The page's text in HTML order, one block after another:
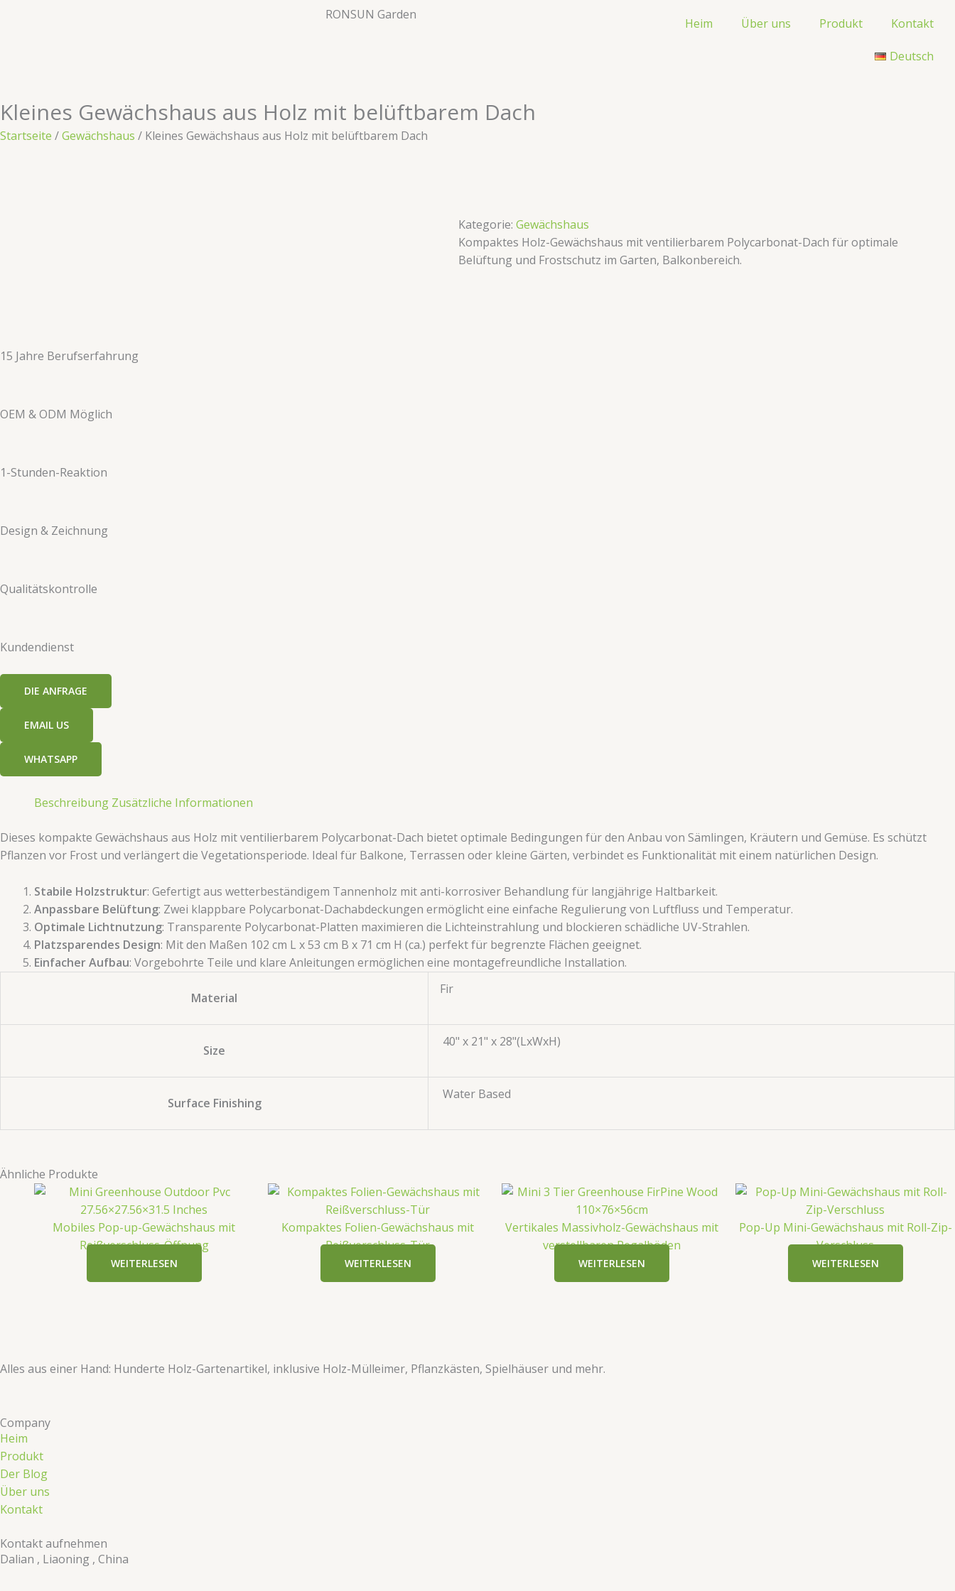
RONSUN Garden
Heim Über uns Produkt Kontakt
Deutsch
Kleines Gewächshaus aus Holz mit belüftbarem Dach
Startseite /​​Gewächshaus​​ / Kleines Gewächshaus aus Holz mit belüftbarem Dach
Kategorie:​​Gewächshaus​​
Kompaktes Holz-Gewächshaus mit ventilierbarem Polycarbonat-Dach für optimale
Belüftung und Frostschutz im Garten, Balkonbereich.
​​15 Jahre Berufserfahrung​​
OEM & ODM Möglich
1-Stunden-Reaktion
​​Design & Zeichnung​​
​​Qualitätskontrolle​​
​​Kundendienst​​
​​DIE ANFRAGE​​
EMAIL US
WHATSAPP
Beschreibung Zusätzliche Informationen
Dieses kompakte Gewächshaus aus Holz mit ventilierbarem Polycarbonat-Dach bietet optimale Bedingungen für den Anbau von Sämlingen, Kräutern und Gemüse. Es schützt
Pflanzen vor Frost und verlängert die Vegetationsperiode. Ideal für Balkone, Terrassen oder kleine Gärten, verbindet es Funktionalität mit einem natürlichen Design.
​Stabile Holzstruktur​​: Gefertigt aus wetterbeständigem Tannenholz mit anti-korrosiver Behandlung für langjährige Haltbarkeit.
​Anpassbare Belüftung​​: Zwei klappbare Polycarbonat-Dachabdeckungen ermöglicht eine einfache Regulierung von Luftfluss und Temperatur.
​Optimale Lichtnutzung​​: Transparente Polycarbonat-Platten maximieren die Lichteinstrahlung und blockieren schädliche UV-Strahlen.
​Platzsparendes Design​​: Mit den Maßen 102 cm L x 53 cm B x 71 cm H (ca.) perfekt für begrenzte Flächen geeignet.
​Einfacher Aufbau​​: Vorgebohrte Teile und klare Anleitungen ermöglichen eine montagefreundliche Installation.
Material
Fir
Size
40" x 21" x 28"(LxWxH)
Surface Finishing
Water Based
Ähnliche Produkte
Mobiles Pop-up-Gewächshaus mit
Reißverschluss-Öffnung
WEITERLESEN
Kompaktes Folien-Gewächshaus mit
Reißverschluss-Tür
WEITERLESEN
Vertikales Massivholz-Gewächshaus mit
verstellbaren Regalböden
WEITERLESEN
Pop-Up Mini-Gewächshaus mit Roll-Zip-
Verschluss
WEITERLESEN
​​Alles aus einer Hand: Hunderte Holz-Gartenartikel, inklusive Holz-Mülleimer, Pflanzkästen, Spielhäuser und mehr.​​
Company
Heim
Produkt
Der Blog
Über uns
Kontakt
Kontakt aufnehmen
Dalian , Liaoning , China